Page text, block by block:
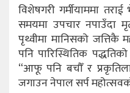
विशेषगरी गर्मीयाममा
समयमा उपचार नपाउँदा
पृथ्वीमा मानिसको जत्तिकै
पनि पारिस्थितिक
“आफू पनि बचौँ र
जगाउन नेपाल सर्प